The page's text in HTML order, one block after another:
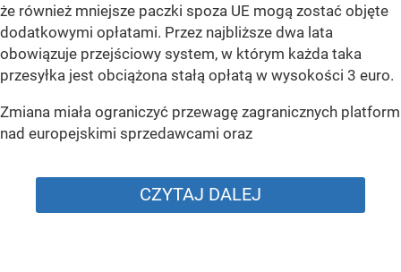
że również mniejsze paczki spoza UE mogą zostać objęte
dodatkowymi opłatami. Przez najbliższe dwa lata
obowiązuje przejściowy system, w którym każda taka
przesyłka jest obciążona stałą opłatą w wysokości 3 euro.
Zmiana miała ograniczyć przewagę zagranicznych platform
nad europejskimi sprzedawcami oraz
CZYTAJ DALEJ